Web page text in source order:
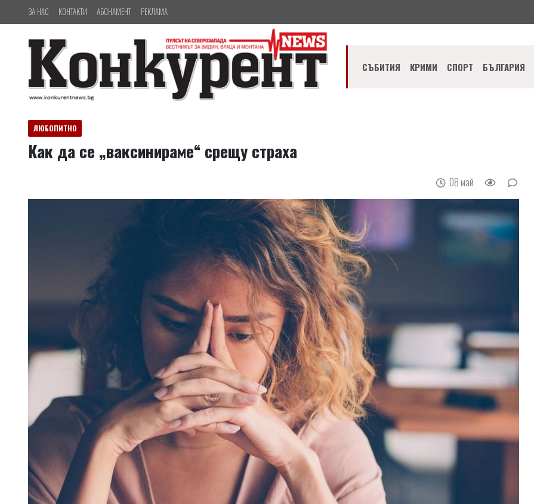
ЗА НАС КОНТАКТИ АБОНАМЕНТ РЕКЛАМА
СЪБИТИЯ КРИМИ СПОРТ БЪЛГАРИЯ
ЛЮБОПИТНО
Как да се „ваксинираме“ срещу страха
08 май